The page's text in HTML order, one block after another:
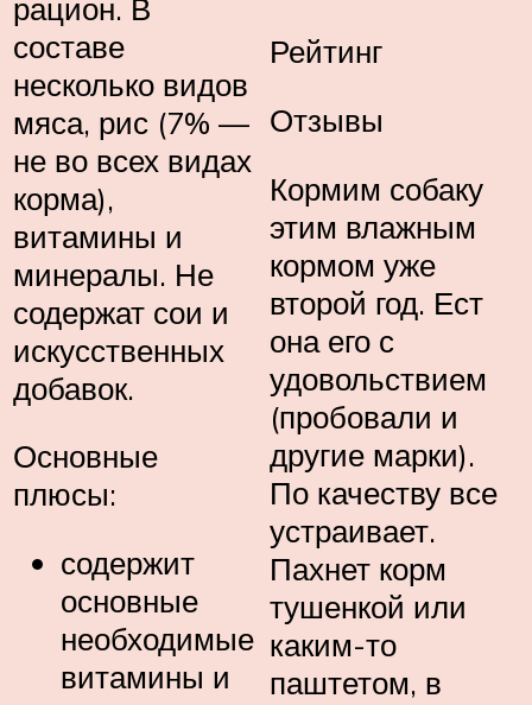
рацион. В
составе
несколько видов
мяса, рис (7% —
не во всех видах
корма),
витамины и
минералы. Не
содержат сои и
искусственных
добавок.
Основные
плюсы:
содержит
основные
необходимые
витамины и
Рейтинг
Отзывы
Кормим собаку
этим влажным
кормом уже
второй год. Ест
она его с
удовольствием
(пробовали и
другие марки).
По качеству все
устраивает.
Пахнет корм
тушенкой или
каким-то
паштетом, в